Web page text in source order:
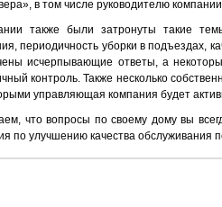
в том числе руководителю
также были затронуты такие
периодичность уборки в подъездах,
исчерпывающие ответы, а
контроль. Также несколько
управляющая компания будет
что вопросы по своему дому вы
по улучшению качества обслуживания